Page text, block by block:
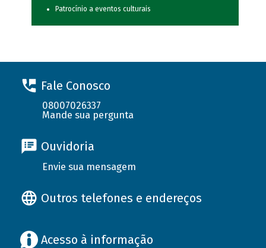
Patrocínio a eventos culturais
Fale Conosco
08007026337
Mande sua pergunta
Ouvidoria
Envie sua mensagem
Outros telefones e endereços
Acesso à informação